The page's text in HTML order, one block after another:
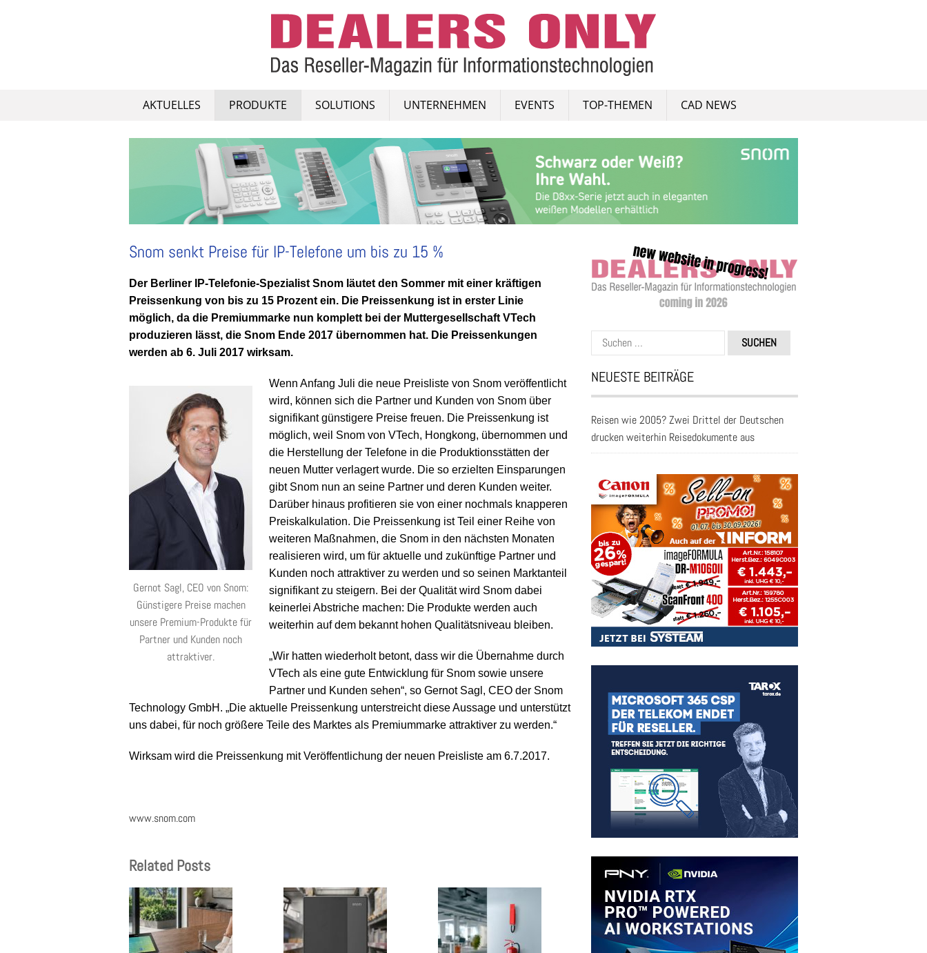
AKTUELLES PRODUKTE SOLUTIONS UNTERNEHMEN EVENTS TOP-THEMEN CAD NEWS
Snom senkt Preise für IP-Telefone um bis zu 15 %
Der Berliner IP-Telefonie-Spezialist Snom läutet den Sommer mit einer kräftigen
Preissenkung von bis zu 15 Prozent ein. Die Preissenkung ist in erster Linie
möglich, da die Premiummarke nun komplett bei der Muttergesellschaft VTech
produzieren lässt, die Snom Ende 2017 übernommen hat. Die Preissenkungen
werden ab 6. Juli 2017 wirksam.
Gernot Sagl, CEO von Snom:
Günstigere Preise machen
unsere Premium-Produkte für
Partner und Kunden noch
attraktiver.
Wenn Anfang Juli die neue Preisliste von Snom veröffentlicht
wird, können sich die Partner und Kunden von Snom über
signifikant günstigere Preise freuen. Die Preissenkung ist
möglich, weil Snom von VTech, Hongkong, übernommen und
die Herstellung der Telefone in die Produktionsstätten der
neuen Mutter verlagert wurde. Die so erzielten Einsparungen
gibt Snom nun an seine Partner und deren Kunden weiter.
Darüber hinaus profitieren sie von einer nochmals knapperen
Preiskalkulation. Die Preissenkung ist Teil einer Reihe von
weiteren Maßnahmen, die Snom in den nächsten Monaten
realisieren wird, um für aktuelle und zukünftige Partner und
Kunden noch attraktiver zu werden und so seinen Marktanteil
signifikant zu steigern. Bei der Qualität wird Snom dabei
keinerlei Abstriche machen: Die Produkte werden auch
weiterhin auf dem bekannt hohen Qualitätsniveau bleiben.
„Wir hatten wiederholt betont, dass wir die Übernahme durch
VTech als eine gute Entwicklung für Snom sowie unsere
Partner und Kunden sehen“, so Gernot Sagl, CEO der Snom
Technology GmbH. „Die aktuelle Preissenkung unterstreicht diese Aussage und unterstützt
uns dabei, für noch größere Teile des Marktes als Premiummarke attraktiver zu werden.“
Wirksam wird die Preissenkung mit Veröffentlichung der neuen Preisliste am 6.7.2017.
www.snom.com
Related Posts
Suchen
nach:
NEUESTE BEITRÄGE
Reisen wie 2005? Zwei Drittel der Deutschen
drucken weiterhin Reisedokumente aus